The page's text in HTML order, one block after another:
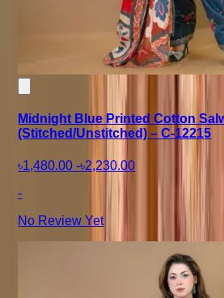
Midnight Blue Printed Cotton
(Stitched/Unstitched) – C-12215
৳1,480.00 -৳2,230.00
-
No Review Yet